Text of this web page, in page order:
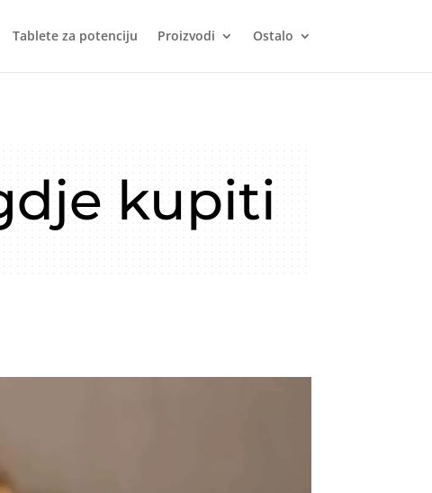
Tablete za potenciju Proizvodi Ostalo
kupiti